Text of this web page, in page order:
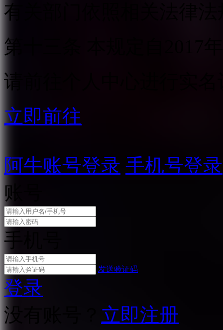
有关部门依照相关法律
第十三条 本规定自2017
请前往个人中心进行实名
立即前往
阿牛账号登录 手机号登录
账号
手机号
发送验证码
登录
没有账号？ 立即注册